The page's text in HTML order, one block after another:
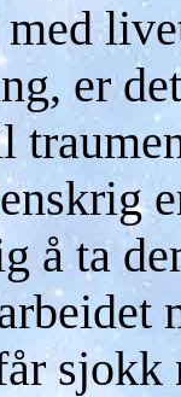
med
er
å ta
sjokk